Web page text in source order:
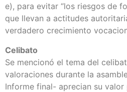
e), para evitar “los riesgos de
que llevan a actitudes
verdadero crecimiento
Celibato
Se mencionó el tema del
valoraciones durante la
Informe final- aprecian su